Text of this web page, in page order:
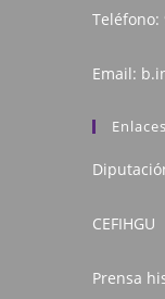
Teléfono:
Email:
CEFIHGU
Prensa